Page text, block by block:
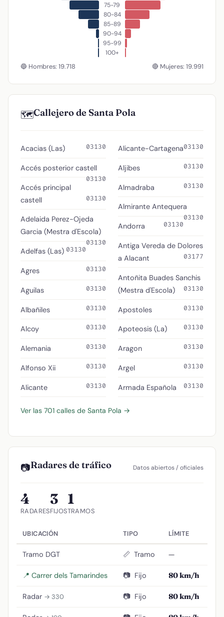
75-79
80-84
85-89
90-94
95-99
100+
🔵 Hombres: 19.718 🔴 Mujeres: 19.991
🗺️Callejero de Santa Pola
Acacias (Las) 03130
Accés posterior castell
03130
Accés principal
castell
03130
Adelaida Perez-Ojeda
Garcia (Mestra d'Escola)
03130
Adelfas (Las) 03130
Agres 03130
Aguilas 03130
Albañiles 03130
Alcoy 03130
Alemania 03130
Alfonso Xii 03130
Alicante 03130
Alicante-Cartagena03130
Aljibes 03130
Almadraba 03130
Almirante Antequera
03130
Andorra 03130
Antiga Vereda de Dolores
a Alacant
03177
Antoñita Buades Sanchis
(Mestra d'Escola)
03130
Apostoles 03130
Apoteosis (La) 03130
Aragon 03130
Argel 03130
Armada Española 03130
Ver las 701 calles de Santa Pola →
📷Radares de tráfico Datos abiertos / oficiales
4
RADARES
3
FIJOS
1
TRAMOS
UBICACIÓN TIPO LÍMITE
Tramo DGT 📏 Tramo —
📍 Carrer dels Tamarindes 📷 Fijo 80 km/h
Radar → 330 📷 Fijo 80 km/h